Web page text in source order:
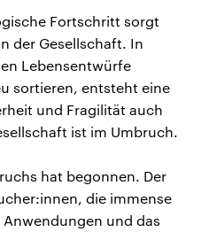
Fortschritt sorgt
der Gesellschaft. In
Lebensentwürfe
sortieren, entsteht eine
und Fragilität auch
ist im Umbruch.
hat begonnen. Der
die immense
und das